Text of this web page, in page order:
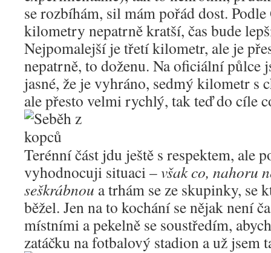
se rozbíhám, sil mám pořád dost.
kilometry nepatrně kratší, čas bude
Nejpomalejší je třetí kilometr, ale je
nepatrně, to doženu. Na oficiální půlce
jasné, že je vyhráno, sedmý kilometr s
ale přesto velmi rychlý, tak teď do cíle
Terénní část jdu ještě s respektem, ale
vyhodnocuji situaci –však co, nahoru
seškrábnou a trhám se ze skupinky, se
běžel. Jen na to kochání se nějak není
místními a pekelně se soustředím,
zatáčku na fotbalový stadion a už jsem